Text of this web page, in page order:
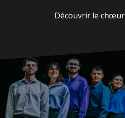
Découvrir le chœur